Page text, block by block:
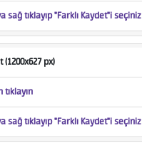
sağ tıklayıp "Farklı Kaydet"i seçiniz
px)
sağ tıklayıp "Farklı Kaydet"i seçiniz